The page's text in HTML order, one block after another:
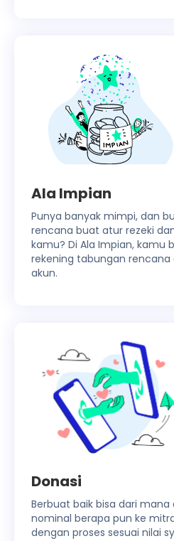
Ala Impian
Punya banyak mimpi, dan
rencana buat atur rezeki
kamu? Di Ala Impian, kamu
rekening tabungan
akun.
Donasi
Berbuat baik bisa dari mana
nominal berapa pun ke
dengan proses sesuai nilai